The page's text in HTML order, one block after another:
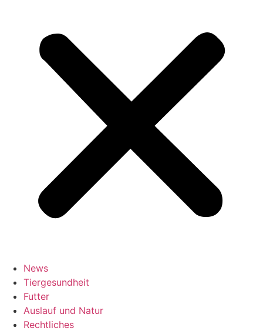
News
Tiergesundheit
Futter
Auslauf und Natur
Rechtliches